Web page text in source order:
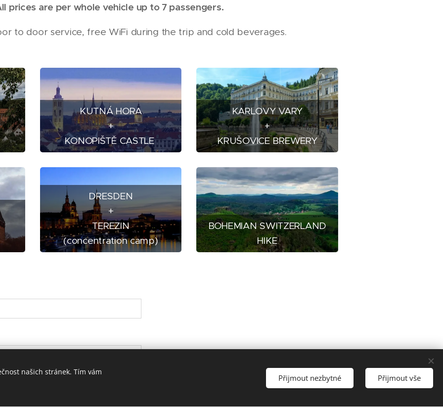
prices are per whole vehicle up to 7 passengers.
to door service, free WiFi during the trip and cold beverages.
KUTNÁ HORA
+
KONOPIŠTĚ CASTLE
KARLOVY VARY
+
KRUŠOVICE BREWERY
DRESDEN
+
TEREZIN
(concentration camp)
BOHEMIAN SWITZERLAND
HIKE
našich stránek. Tím vám
Přijmout nezbytné Přijmout vše